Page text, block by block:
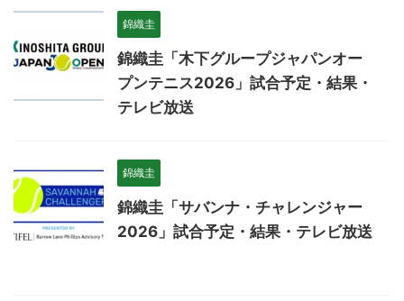
錦織圭
錦織圭「木下グループジャパンオー
プンテニス2026」試合予定・結果・
テレビ放送
錦織圭
錦織圭「サバンナ・チャレンジャー
2026」試合予定・結果・テレビ放送